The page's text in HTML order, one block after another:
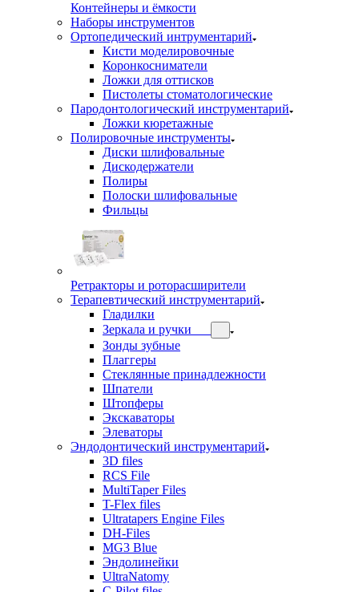
Контейнеры и ёмкости
Наборы инструментов
Ортопедический интрументарий
Кисти моделировочные
Коронкосниматели
Ложки для оттисков
Пистолеты стоматологические
Пародонтологический инструментарий
Ложки кюретажные
Полировочные инструменты
Диски шлифовальные
Дискодержатели
Полиры
Полоски шлифовальные
Фильцы
Ретракторы и роторасширители
Терапевтический инструментарий
Гладилки
Зеркала и ручки
Зонды зубные
Плаггеры
Стеклянные принадлежности
Шпатели
Штопферы
Экскаваторы
Элеваторы
Эндодонтический инструментарий
3D files
RCS File
MultiTaper Files
T-Flex files
Ultratapers Engine Files
DH-Files
MG3 Blue
Эндолинейки
UltraNatomy